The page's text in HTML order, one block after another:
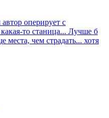
оперирует с
то станица... Лучше б
места, чем страдать... хотя